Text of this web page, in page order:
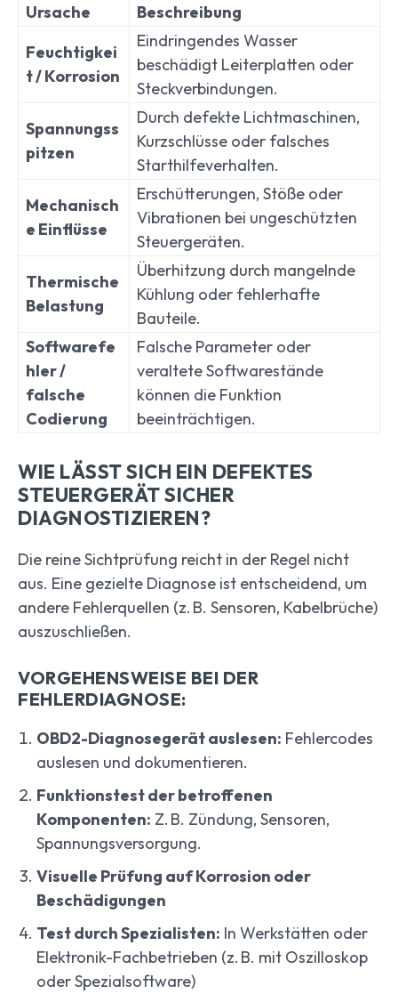
Ursache
Beschreibung
Feuchtigkei
t / Korrosion
Eindringendes Wasser
beschädigt Leiterplatten oder
Steckverbindungen.
Spannungss
pitzen
Durch defekte Lichtmaschinen,
Kurzschlüsse oder falsches
Starthilfeverhalten.
Mechanisch
e Einflüsse
Erschütterungen, Stöße oder
Vibrationen bei ungeschützten
Steuergeräten.
Thermische
Belastung
Überhitzung durch mangelnde
Kühlung oder fehlerhafte
Bauteile.
Softwarefe
hler /
falsche
Codierung
Falsche Parameter oder
veraltete Softwarestände
können die Funktion
beeinträchtigen.
WIE LÄSST SICH EIN DEFEKTES
STEUERGERÄT SICHER
DIAGNOSTIZIEREN?
Die reine Sichtprüfung reicht in der Regel nicht
aus. Eine gezielte Diagnose ist entscheidend, um
andere Fehlerquellen (z. B. Sensoren, Kabelbrüche)
auszuschließen.
VORGEHENSWEISE BEI DER
FEHLERDIAGNOSE:
OBD2-Diagnosegerät auslesen: Fehlercodes
auslesen und dokumentieren.
Funktionstest der betroffenen
Komponenten: Z. B. Zündung, Sensoren,
Spannungsversorgung.
Visuelle Prüfung auf Korrosion oder
Beschädigungen
Test durch Spezialisten: In Werkstätten oder
Elektronik-Fachbetrieben (z. B. mit Oszilloskop
oder Spezialsoftware)